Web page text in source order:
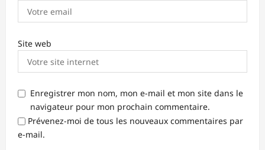
Site web
Enregistrer mon nom, mon e-mail et mon site dans le
navigateur pour mon prochain commentaire.
Prévenez-moi de tous les nouveaux commentaires par
e-mail.